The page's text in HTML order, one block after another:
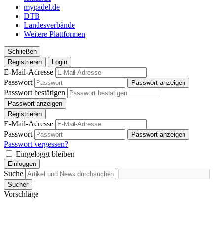
haben oder die sie im Rahmen Ihrer Nutzung der Dienste
gesammelt haben. Die
jederzeit über den Link im Footer aufgerufen und
angepasst werden.
mypadel.de
DTB
Landesverbände
Weitere Plattformen
Schließen
Registrieren
Login
E-Mail-Adresse
Passwort
Passwort anzeigen
Passwort bestätigen
Passwort anzeigen
Registrieren
E-Mail-Adresse
Passwort
Passwort anzeigen
Passwort vergessen?
Eingeloggt bleiben
Einloggen
Suche
Sucher
Vorschläge